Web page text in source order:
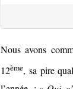
Nous avons
12ème, sa pire